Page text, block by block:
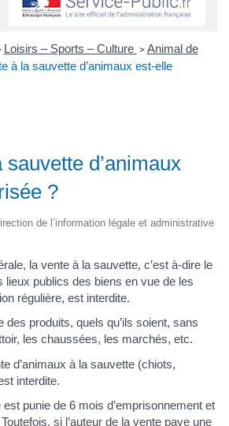
Loisirs – Sports – Culture > Animal de
à la sauvette d’animaux est-elle
d’animaux
?
de l’information légale et administrative
la vente à la sauvette, c’est à-dire le
lieux publics des biens en vue de les
régulière, est interdite.
des produits, quels qu’ils soient, sans
les chaussées, les marchés, etc.
d’animaux à la sauvette (chiots,
interdite.
punie de 6 mois d’emprisonnement et
si l’auteur de la vente paye une